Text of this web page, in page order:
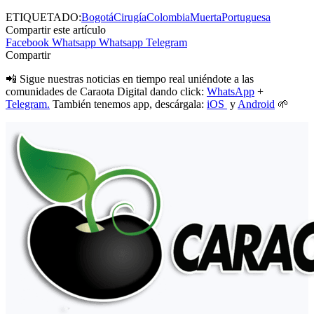
ETIQUETADO:BogotáCirugíaColombiaMuertaPortuguesa
Compartir este artículo
Facebook Whatsapp Whatsapp Telegram
Compartir
📲 Sigue nuestras noticias en tiempo real uniéndote a las
comunidades de Caraota Digital dando click: WhatsApp +
Telegram. También tenemos app, descárgala: iOS y Android 🌱